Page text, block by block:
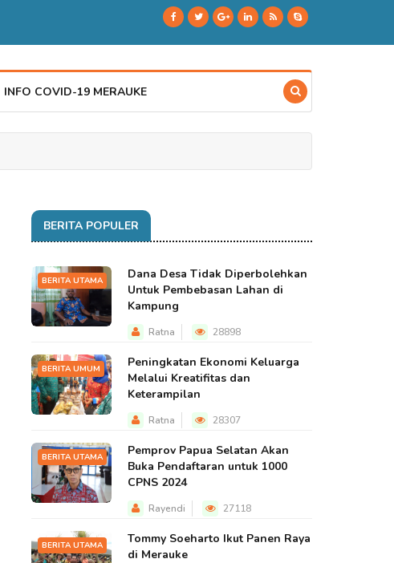
INFO COVID-19 MERAUKE
BERITA POPULER
BERITA UTAMA
Dana Desa Tidak Diperbolehkan
Untuk Pembebasan Lahan di
Kampung
Ratna 28898
BERITA UMUM
Peningkatan Ekonomi Keluarga
Melalui Kreatifitas dan
Keterampilan
Ratna 28307
BERITA UTAMA
Pemprov Papua Selatan Akan
Buka Pendaftaran untuk 1000
CPNS 2024
Rayendi 27118
BERITA UTAMA
Tommy Soeharto Ikut Panen Raya
di Merauke